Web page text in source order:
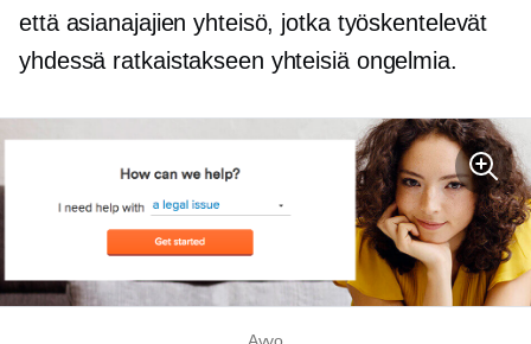
että asianajajien yhteisö, jotka työskentelevät
yhdessä ratkaistakseen yhteisiä ongelmia.